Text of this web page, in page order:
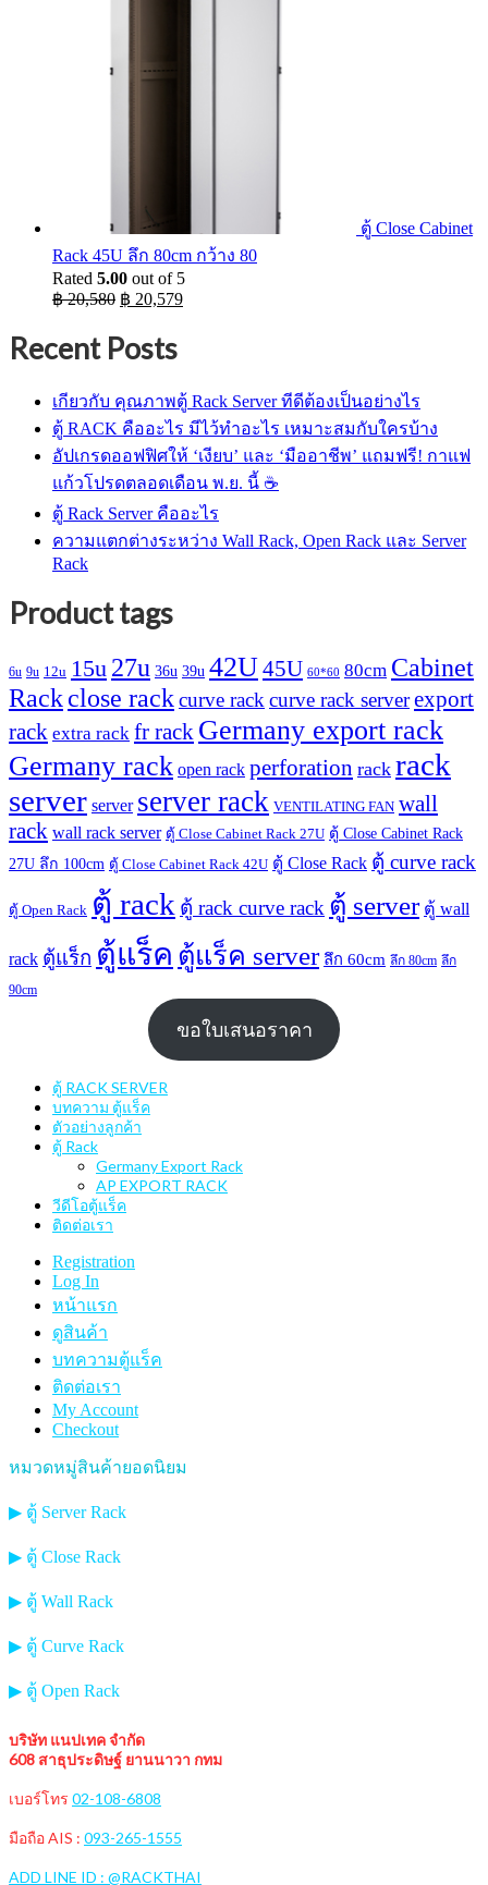
ตู้ Close Cabinet
Rack 45U ลึก 80cm กว้าง 80
Rated 5.00 out of 5
฿20,580 Original
was:
฿ 20,580.
฿ 20,579Current
Recent Posts
เกียวกับ คุณภาพตู้ Rack Server ทีดีต้องเป็นอย่างไร
ตู้ RACK คืออะไร มีไว้ทำอะไร เหมาะสมกับใครบ้าง
อัปเกรดออฟฟิศให้ ‘เงียบ’ และ ‘มืออาชีพ’ แถมฟรี! กาแฟ
แก้วโปรดตลอดเดือน พ.ย. นี้ ☕
ตู้ Rack Server คืออะไร
ความแตกต่างระหว่าง Wall Rack, Open Rack และ Server
Rack
Product tags
6u 9u 12u 15u 27u 36u 39u 42U45U 60*60 80cm Cabinet
Rackclose rackcurve rack curve rack serverexport
rack extra rack fr rack Germany export rack
Germany rack open rack perforation rack rack
server server server rack VENTILATING FAN wall
rack wall rack server ตู้ Close Cabinet Rack 27U ตู้ Close Cabinet Rack
27U ลึก 100cm ตู้ Close Cabinet Rack 42U ตู้ Close Rack ตู้ curve rack
ตู้ Open Rack ตู้ rack ตู้ rack curve rack ตู้ server ตู้ wall
rack ตู้แร็ก ตู้แร็ค ตู้แร็ค server ลึก 60cm ลึก 80cm ลึก
90cm
ขอใบเสนอราคา
ตู้ RACK SERVER
บทความ ตู้แร็ค
ตัวอย่างลูกค้า
ตู้ Rack
Germany Export Rack
AP EXPORT RACK
วีดีโอตู้แร็ค
ติดต่อเรา
Registration
Log In
หน้าแรก
ดูสินค้า
บทความตู้แร็ค
ติดต่อเรา
My Account
Checkout
หมวดหมู่สินค้ายอดนิยม
▶ ตู้ Server Rack
▶ ตู้ Close Rack
▶ ตู้ Wall Rack
▶ ตู้ Curve Rack
▶ ตู้ Open Rack
บริษัท แนปเทค จำกัด
608 สาธุประดิษฐ์ ยานนาวา กทม
เบอร์โทร 02-108-6808
มือถือ AIS : 093-265-1555
ADD LINE ID : @RACKTHAI